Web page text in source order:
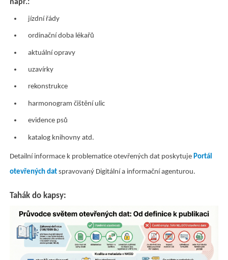
např.:
jízdní řády
ordinační doba lékařů
aktuální opravy
uzavírky
rekonstrukce
harmonogram čištění ulic
evidence psů
katalog knihovny atd.
Detailní informace k problematice otevřených dat poskytuje Portál
otevřených dat spravovaný Digitální a informační agenturou.
Tahák do kapsy: